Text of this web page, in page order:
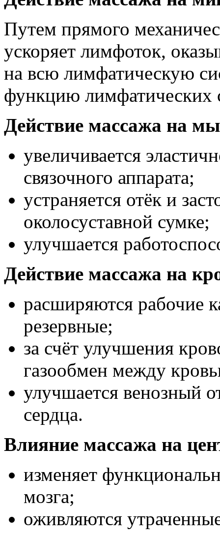
Путем прямого
ускоряет лимфоток,
на всю лимфатическую
функцию лимфатических
Действие массажа на
увеличивается
связочного аппарата;
устраняется отёк и
околосуставной сумке;
улучшается
Действие массажа на
расширяются рабочие
резервные;
за счёт улучшения
газообмен между
улучшается венозный
сердца.
Влияние массажа на
изменяет
мозга;
оживляются